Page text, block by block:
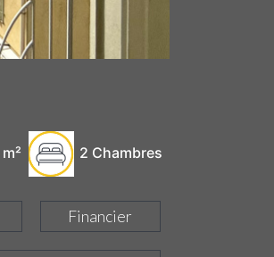
m² 2 Chambres
Financier